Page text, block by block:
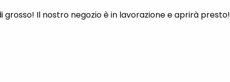
grosso! Il nostro negozio è in lavorazione e aprirà presto!